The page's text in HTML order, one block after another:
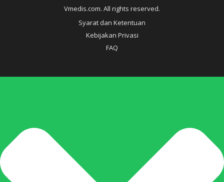
Vmedis.com. All rights reserved.
Syarat dan Ketentuan
Kebijakan Privasi
FAQ